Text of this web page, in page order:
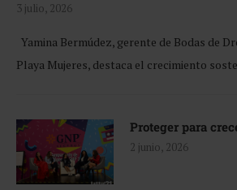
3 julio, 2026
Yamina Bermúdez, gerente de Bodas de
Playa Mujeres, destaca el crecimiento
Proteger para
2 junio, 2026